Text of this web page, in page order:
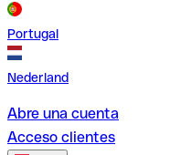
Portugal
Nederland
Abre una cuenta
Acceso clientes